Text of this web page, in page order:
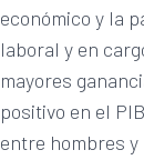
económico y la
laboral y en
mayores
positivo en el
entre hombres